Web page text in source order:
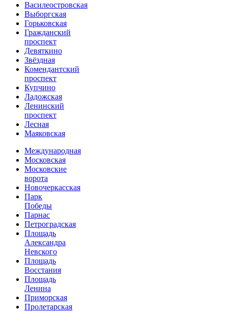
Василеостровская
Выборгская
Горьковская
Гражданский
проспект
Девяткино
Звёздная
Комендантский
проспект
Купчино
Ладожская
Ленинский
проспект
Лесная
Маяковская
Международная
Московская
Московские
ворота
Новочеркасская
Парк
Победы
Парнас
Петроградская
Площадь
Александра
Невского
Площадь
Восстания
Площадь
Ленина
Приморская
Пролетарская